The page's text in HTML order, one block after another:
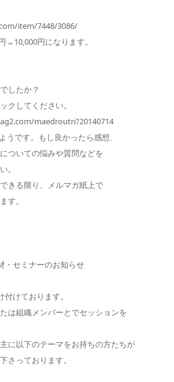
item/7448/3086/
→10,000円になります。
したか？
クしてください。
maedroutri?20140714
です。もし良かったら感想、
いての悩みや質問などを
る限り、メルマガ紙上で
。
セミナーのお知らせ
けております。
は組織メンバーとでセッションを
に以下のテーマをお持ちの方たちが
さっております。